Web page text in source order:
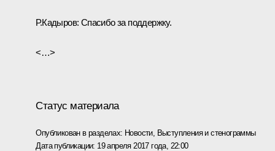
Р.Кадыров: Спасибо за поддержку.
<…>
Статус материала
Опубликован в разделах: Новости, Выступления и стенограммы
Дата публикации: 19 апреля 2017 года, 22:00